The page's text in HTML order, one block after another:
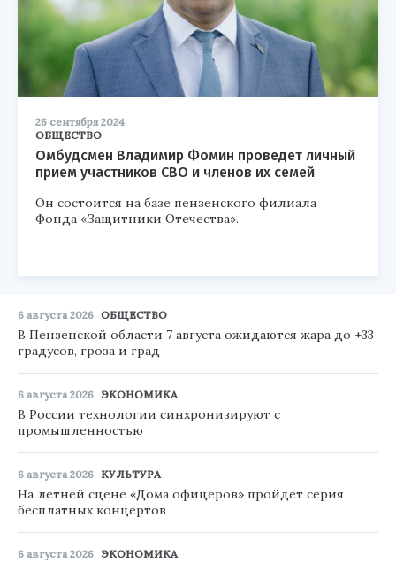
26 сентября 2024
ОБЩЕСТВО
Омбудсмен Владимир Фомин проведет личный
прием участников СВО и членов их семей
Он состоится на базе пензенского филиала
Фонда «Защитники Отечества».
6 августа 2026 ОБЩЕСТВО
В Пензенской области 7 августа ожидаются жара до +33
градусов, гроза и град
6 августа 2026 ЭКОНОМИКА
В России технологии синхронизируют с
промышленностью
6 августа 2026 КУЛЬТУРА
На летней сцене «Дома офицеров» пройдет серия
бесплатных концертов
6 августа 2026 ЭКОНОМИКА